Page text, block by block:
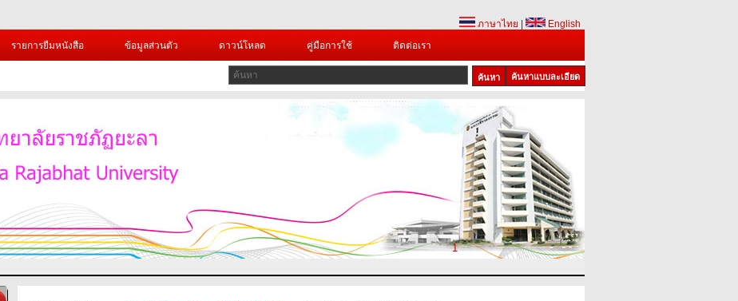
ภาษาไทย
English
รายการยืมหนังสือ ข้อมูลส่วนตัว ดาวน์โหลด คู่มือการใช้ ติดต่อเรา
ค้นหาแบบละเอียด
1